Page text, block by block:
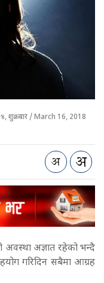
शुक्रबार / March 16, 2018
अवस्था अज्ञात रहेको भन्दै
गरिदिन सबैमा आग्रह